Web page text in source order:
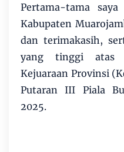
Pertama-tama
Kabupaten
dan terimakasih,
yang tinggi atas
Kejuaraan Provinsi
Putaran III Piala
2025.